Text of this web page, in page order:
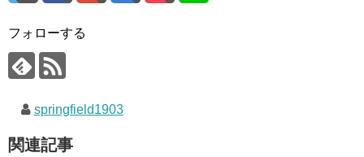
フォローする
springfield1903
関連記事